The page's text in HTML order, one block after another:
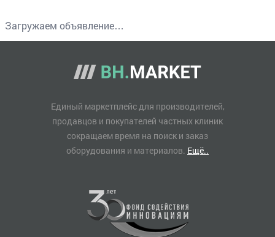
Загружаем объявление…
Единый маркетплейс для производителей,
продавцов и покупателей частных клиник
сокращаем время на поиск и заказ
оборудования и материалов. Ещё..